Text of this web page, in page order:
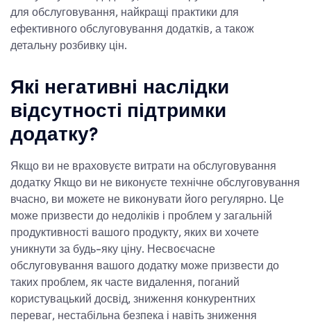
для обслуговування, найкращі практики для
ефективного обслуговування додатків, а також
детальну розбивку цін.
Які негативні наслідки
відсутності підтримки
додатку?
Якщо ви не враховуєте витрати на обслуговування
додатку Якщо ви не виконуєте технічне обслуговування
вчасно, ви можете не виконувати його регулярно. Це
може призвести до недоліків і проблем у загальній
продуктивності вашого продукту, яких ви хочете
уникнути за будь-яку ціну. Несвоєчасне
обслуговування вашого додатку може призвести до
таких проблем, як часте видалення, поганий
користувацький досвід, зниження конкурентних
переваг, нестабільна безпека і навіть зниження